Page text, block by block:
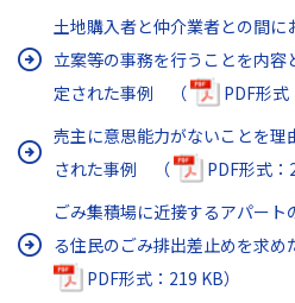
土地購入者と仲介業者との間に
立案等の事務を行うことを内
定された事例 （
PDF形式
売主に意思能力がないことを理
された事例 （
PDF形式：
ごみ集積場に近接するアパー
る住民のごみ排出差止めを求
PDF形式：219 KB）